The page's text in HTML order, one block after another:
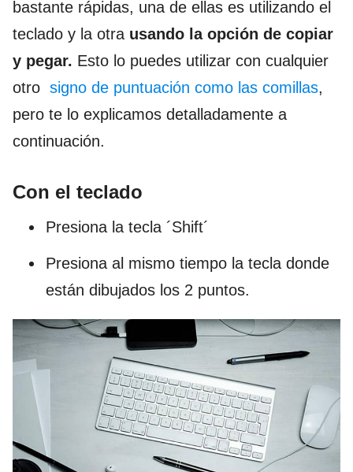
bastante rápidas, una de ellas es utilizando el
teclado y la otra usando la opción de copiar
y pegar. Esto lo puedes utilizar con cualquier
otro signo de puntuación como las comillas,
pero te lo explicamos detalladamente a
continuación.
Con el teclado
Presiona la tecla ´Shift´
Presiona al mismo tiempo la tecla donde
están dibujados los 2 puntos.